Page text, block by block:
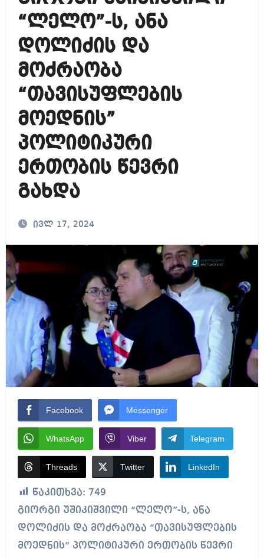
“ლელო”-ს, ანა
დოლიძის და
მოძრაობა
“თავისუფლების
მოედნის”
პოლიტიკური
ერთობის წევრი
გახდა
ივლ 17, 2024
Facebook Messenger
WhatsApp Viber Telegram
Threads Twitter LinkedIn
წაკითხვა: 749
გიორგი უშიკიშვილი “ლელო”-ს, ანა
დოლიძის და მოძრაობა “თავისუფლების
მოედნის” პოლიტიკური ერთობის წევრი